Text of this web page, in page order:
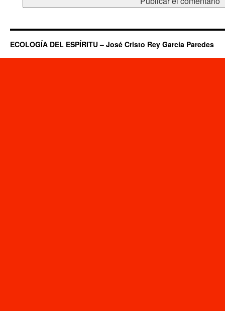
ECOLOGÍA DEL ESPÍRITU – José Cristo Rey García Paredes